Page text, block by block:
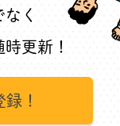
く
時更新！
！